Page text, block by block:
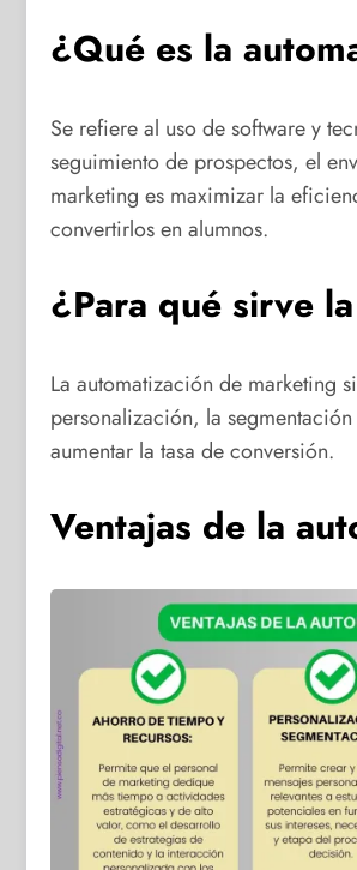
¿Qué es la
Se refiere al uso de software y
seguimiento de prospectos, el
marketing es maximizar la
convertirlos en alumnos.
¿Para qué sirve
La automatización de marketing
personalización, la
aumentar la tasa de conversión.
Ventajas de la